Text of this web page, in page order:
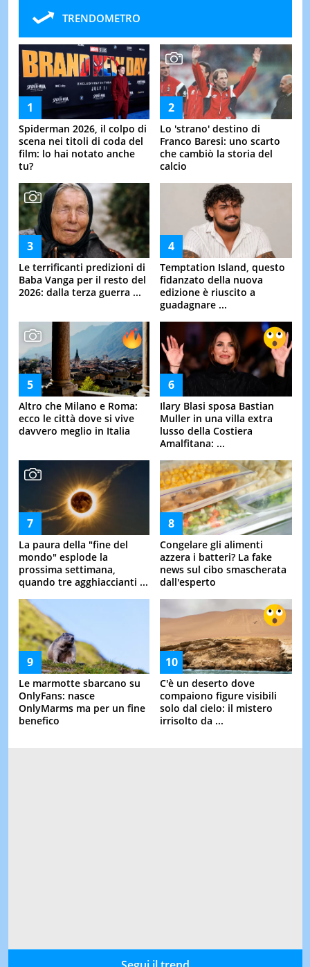
TRENDOMETRO
Spiderman 2026, il colpo di
scena nei titoli di coda del
film: lo hai notato anche
tu?
Lo 'strano' destino di
Franco Baresi: uno scarto
che cambiò la storia del
calcio
Le terrificanti predizioni di
Baba Vanga per il resto del
2026: dalla terza guerra ...
Temptation Island, questo
fidanzato della nuova
edizione è riuscito a
guadagnare ...
Altro che Milano e Roma:
ecco le città dove si vive
davvero meglio in Italia
Ilary Blasi sposa Bastian
Muller in una villa extra
lusso della Costiera
Amalfitana: ...
La paura della "fine del
mondo" esplode la
prossima settimana,
quando tre agghiaccianti ...
Congelare gli alimenti
azzera i batteri? La fake
news sul cibo smascherata
dall'esperto
Le marmotte sbarcano su
OnlyFans: nasce
OnlyMarms ma per un fine
benefico
C'è un deserto dove
compaiono figure visibili
solo dal cielo: il mistero
irrisolto da ...